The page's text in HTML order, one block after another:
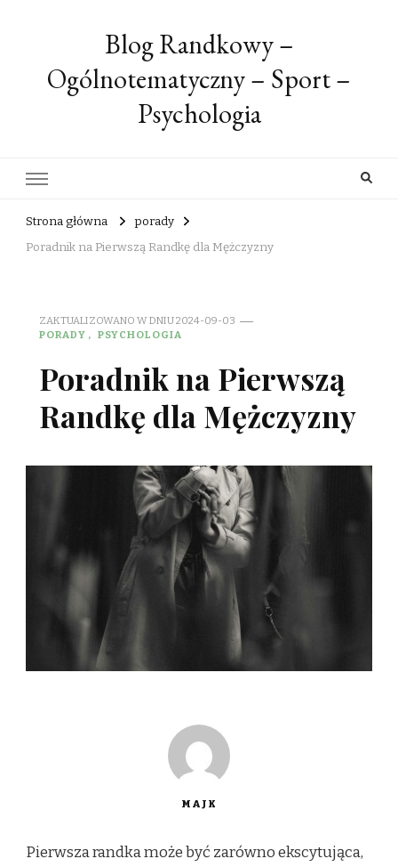
Blog Randkowy –
Ogólnotematyczny – Sport –
Psychologia
Strona główna
porady
Poradnik na Pierwszą Randkę dla Mężczyzny
ZAKTUALIZOWANO W DNIU2024-09-03
PORADY
PSYCHOLOGIA
Poradnik na Pierwszą
Randkę dla Mężczyzny
MAJK
Pierwsza randka może być zarówno ekscytująca,